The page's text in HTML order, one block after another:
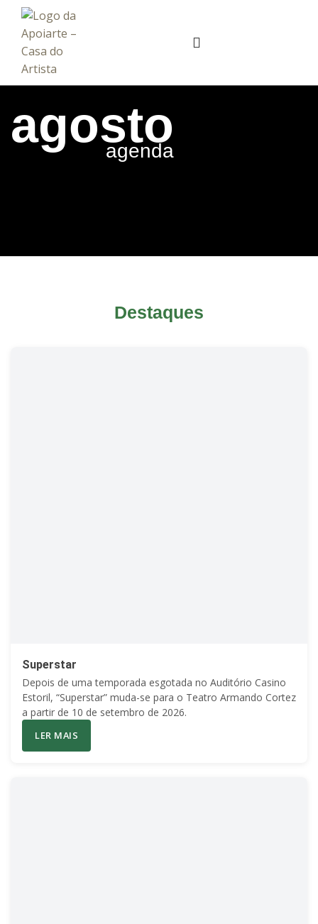
agosto
agenda
Destaques
Superstar
Depois de uma temporada esgotada no Auditório Casino
Estoril, “Superstar” muda-se para o Teatro Armando Cortez
a partir de 10 de setembro de 2026.
LER MAIS